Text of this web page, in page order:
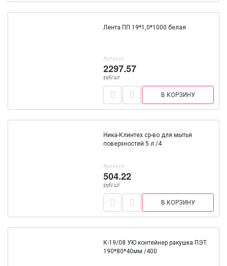
Лента ПП 19*1,0*1000 белая
Артикул:
2297.57
руб/шт
В КОРЗИНУ
Ника-Клинтех ср-во для мытья
поверхностей 5 л /4
Артикул:
504.22
руб/шт
В КОРЗИНУ
К-19/08 УЮ контейнер ракушка ПЭТ
190*80*40мм /400